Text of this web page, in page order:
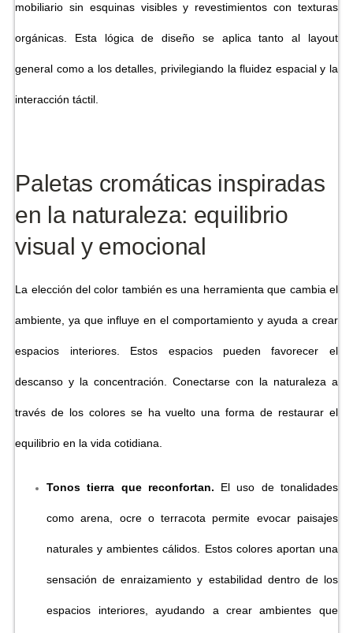
mobiliario sin esquinas visibles y revestimientos con texturas
orgánicas. Esta lógica de diseño se aplica tanto al layout
general como a los detalles, privilegiando la fluidez espacial y la
interacción táctil.
Paletas cromáticas inspiradas
en la naturaleza: equilibrio
visual y emocional
La elección del color también es una herramienta que cambia el
ambiente, ya que influye en el comportamiento y ayuda a crear
espacios interiores. Estos espacios pueden favorecer el
descanso y la concentración. Conectarse con la naturaleza a
través de los colores se ha vuelto una forma de restaurar el
equilibrio en la vida cotidiana.
Tonos tierra que reconfortan. El uso de tonalidades
como arena, ocre o terracota permite evocar paisajes
naturales y ambientes cálidos. Estos colores aportan una
sensación de enraizamiento y estabilidad dentro de los
espacios interiores, ayudando a crear ambientes que